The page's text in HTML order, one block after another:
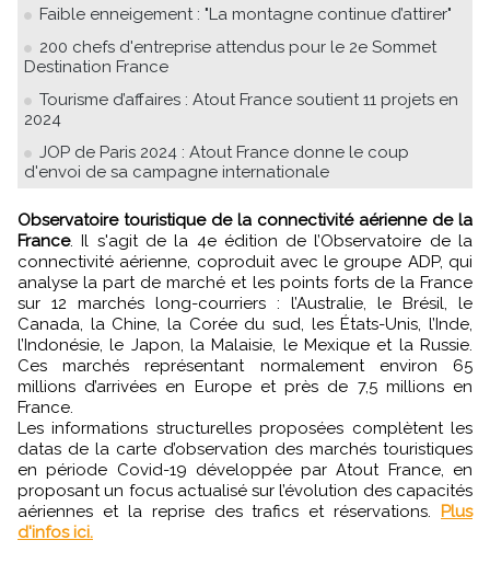
Faible enneigement : "La montagne continue d’attirer"
200 chefs d'entreprise attendus pour le 2e Sommet
Destination France
Tourisme d’affaires : Atout France soutient 11 projets en
2024
JOP de Paris 2024 : Atout France donne le coup
d'envoi de sa campagne internationale
Observatoire touristique de la connectivité aérienne de la
France. Il s'agit de la 4e édition de l’Observatoire de la
connectivité aérienne, coproduit avec le groupe ADP, qui
analyse la part de marché et les points forts de la France
sur 12 marchés long-courriers : l’Australie, le Brésil, le
Canada, la Chine, la Corée du sud, les États-Unis, l’Inde,
l’Indonésie, le Japon, la Malaisie, le Mexique et la Russie.
Ces marchés représentant normalement environ 65
millions d’arrivées en Europe et près de 7,5 millions en
France.
Les informations structurelles proposées complètent les
datas de la carte d’observation des marchés touristiques
en période Covid-19 développée par Atout France, en
proposant un focus actualisé sur l’évolution des capacités
aériennes et la reprise des trafics et réservations. Plus
d'infos ici.